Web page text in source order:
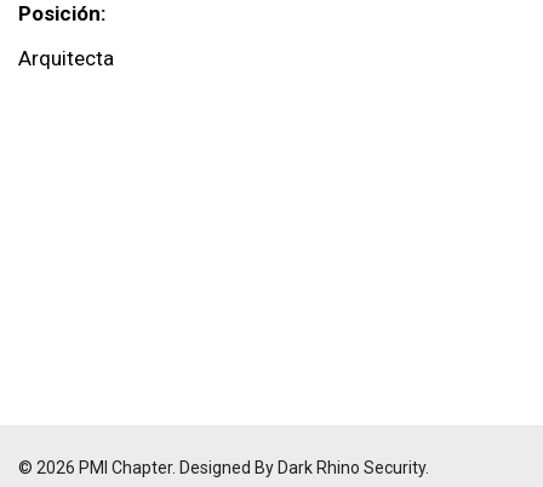
Posición:
Arquitecta
© 2026 PMI Chapter. Designed By Dark Rhino Security.